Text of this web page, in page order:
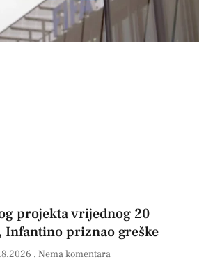
projekta vrijednog 20
priznao greške
Nema komentara